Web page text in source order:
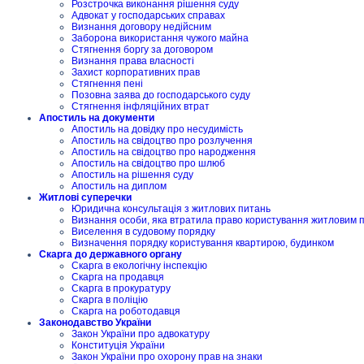
Розстрочка виконання рішення суду
Адвокат у господарських справах
Визнання договору недійсним
Заборона використання чужого майна
Стягнення боргу за договором
Визнання права власності
Захист корпоративних прав
Стягнення пені
Позовна заява до господарського суду
Стягнення інфляційних втрат
Апостиль на документи
Апостиль на довідку про несудимість
Апостиль на свідоцтво про розлучення
Апостиль на свідоцтво про народження
Апостиль на свідоцтво про шлюб
Апостиль на рішення суду
Апостиль на диплом
Житлові суперечки
Юридична консультація з житлових питань
Визнання особи, яка втратила право користування житловим
Виселення в судовому порядку
Визначення порядку користування квартирою, будинком
Скарга до державного органу
Скарга в екологічну інспекцію
Скарга на продавця
Скарга в прокуратуру
Скарга в поліцію
Скарга на роботодавця
Законодавство України
Закон України про адвокатуру
Конституція України
Закон України про охорону прав на знаки